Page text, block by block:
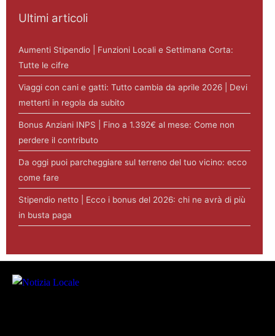
Ultimi articoli
Aumenti Stipendio | Funzioni Locali e Settimana Corta:
Tutte le cifre
Viaggi con cani e gatti: Tutto cambia da aprile 2026 | Devi
metterti in regola da subito
Bonus Anziani INPS | Fino a 1.392€ al mese: Come non
perdere il contributo
Da oggi puoi parcheggiare sul terreno del tuo vicino: ecco
come fare
Stipendio netto | Ecco i bonus del 2026: chi ne avrà di più
in busta paga